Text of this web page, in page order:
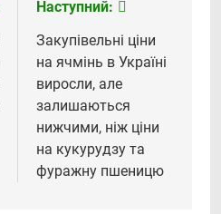
Наступний:
Закупівельні ціни
на ячмінь в Україні
виросли, але
залишаються
нижчими, ніж ціни
на кукурудзу та
фуражну пшеницю